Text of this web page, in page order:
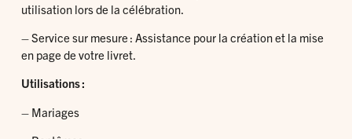
utilisation lors de la célébration.
– Service sur mesure : Assistance pour la création et la mise
en page de votre livret.
Utilisations :
– Mariages